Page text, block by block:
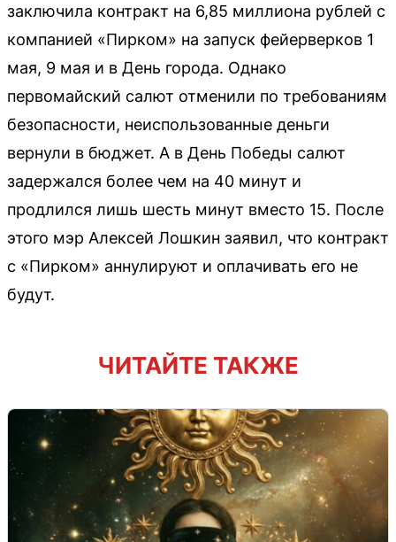
заключила контракт на 6,85 миллиона рублей с
компанией «Пирком» на запуск фейерверков 1
мая, 9 мая и в День города. Однако
первомайский салют отменили по требованиям
безопасности, неиспользованные деньги
вернули в бюджет. А в День Победы салют
задержался более чем на 40 минут и
продлился лишь шесть минут вместо 15. После
этого мэр Алексей Лошкин заявил, что контракт
с «Пирком» аннулируют и оплачивать его не
будут.
ЧИТАЙТЕ ТАКЖЕ